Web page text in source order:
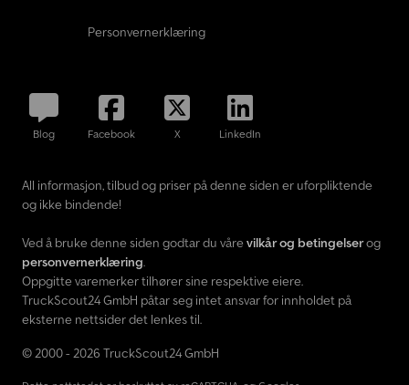
Personvernerklæring
Blog Facebook X LinkedIn
All informasjon, tilbud og priser på denne siden er uforpliktende
og ikke bindende!
Ved å bruke denne siden godtar du våre vilkår og betingelserog
personvernerklæring.
Oppgitte varemerker tilhører sine respektive eiere.
TruckScout24 GmbH påtar seg intet ansvar for innholdet på
eksterne nettsider det lenkes til.
© 2000 - 2026 TruckScout24 GmbH